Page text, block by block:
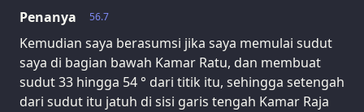
56.7
Penanya
Kemudian saya berasumsi jika saya memulai sudut
saya di bagian bawah Kamar Ratu, dan membuat
sudut 33 hingga 54 ° dari titik itu, sehingga setengah
dari sudut itu jatuh di sisi garis tengah Kamar Raja